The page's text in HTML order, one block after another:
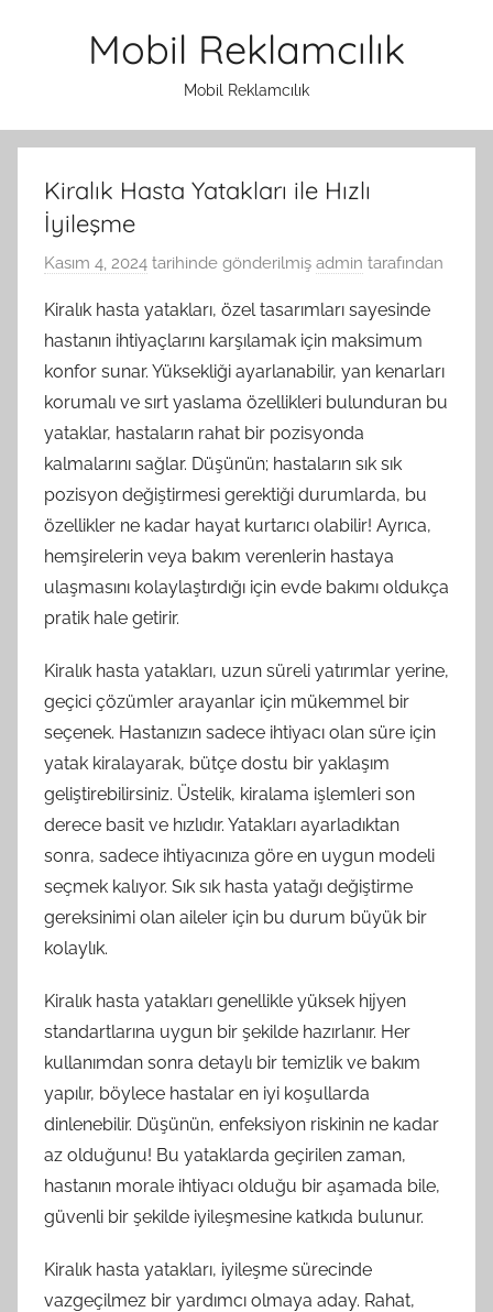
Mobil Reklamcılık
Mobil Reklamcılık
Kiralık Hasta Yatakları ile Hızlı
İyileşme
Kasım 4, 2024 tarihinde gönderilmiş admin tarafından
Kiralık hasta yatakları, özel tasarımları sayesinde
hastanın ihtiyaçlarını karşılamak için maksimum
konfor sunar. Yüksekliği ayarlanabilir, yan kenarları
korumalı ve sırt yaslama özellikleri bulunduran bu
yataklar, hastaların rahat bir pozisyonda
kalmalarını sağlar. Düşünün; hastaların sık sık
pozisyon değiştirmesi gerektiği durumlarda, bu
özellikler ne kadar hayat kurtarıcı olabilir! Ayrıca,
hemşirelerin veya bakım verenlerin hastaya
ulaşmasını kolaylaştırdığı için evde bakımı oldukça
pratik hale getirir.
Kiralık hasta yatakları, uzun süreli yatırımlar yerine,
geçici çözümler arayanlar için mükemmel bir
seçenek. Hastanızın sadece ihtiyacı olan süre için
yatak kiralayarak, bütçe dostu bir yaklaşım
geliştirebilirsiniz. Üstelik, kiralama işlemleri son
derece basit ve hızlıdır. Yatakları ayarladıktan
sonra, sadece ihtiyacınıza göre en uygun modeli
seçmek kalıyor. Sık sık hasta yatağı değiştirme
gereksinimi olan aileler için bu durum büyük bir
kolaylık.
Kiralık hasta yatakları genellikle yüksek hijyen
standartlarına uygun bir şekilde hazırlanır. Her
kullanımdan sonra detaylı bir temizlik ve bakım
yapılır, böylece hastalar en iyi koşullarda
dinlenebilir. Düşünün, enfeksiyon riskinin ne kadar
az olduğunu! Bu yataklarda geçirilen zaman,
hastanın morale ihtiyacı olduğu bir aşamada bile,
güvenli bir şekilde iyileşmesine katkıda bulunur.
Kiralık hasta yatakları, iyileşme sürecinde
vazgeçilmez bir yardımcı olmaya aday. Rahat,